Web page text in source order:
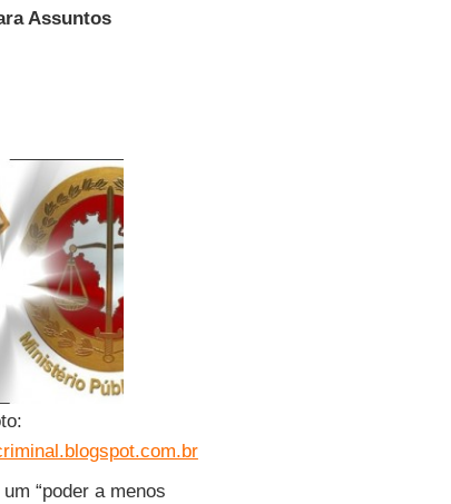
Assuntos
“poder a menos